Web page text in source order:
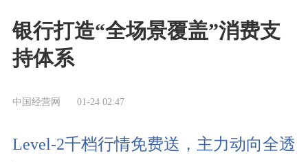
银行打造“全场景覆盖”消费支
持体系
中国经营网 01-24 02:47
Level-2千档行情免费送，主力动向全透